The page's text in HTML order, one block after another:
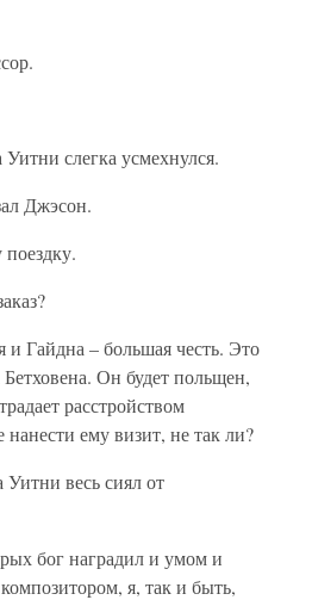
слегка усмехнулся.
Джэсон.
и Гайдна – большая честь. Это
Он будет польщен,
расстройством
ему визит, не так ли?
весь сиял от
бог наградил и умом и
я, так и быть,